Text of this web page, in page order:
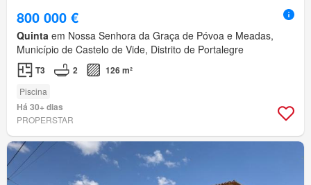
800 000 €
Quinta em Nossa Senhora da Graça de Póvoa e Meadas,
Município de Castelo de Vide, Distrito de Portalegre
T3 2 126 m²
Piscina
Há 30+ dias
PROPERSTAR